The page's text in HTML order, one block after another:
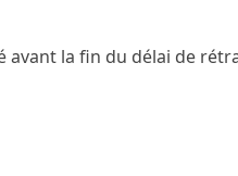
avant la fin du délai de